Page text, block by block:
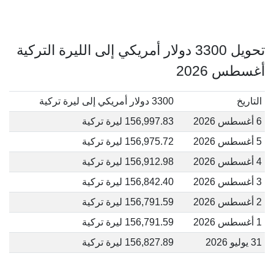
تحويل 3300 دولار أمريكي إلى الليرة التركية
أغسطس 2026
التاريخ
3300 دولار أمريكي إلى ليرة تركية
6 أغسطس 2026
156,997.83 ليرة تركية
5 أغسطس 2026
156,975.72 ليرة تركية
4 أغسطس 2026
156,912.98 ليرة تركية
3 أغسطس 2026
156,842.40 ليرة تركية
2 أغسطس 2026
156,791.59 ليرة تركية
1 أغسطس 2026
156,791.59 ليرة تركية
31 يوليو 2026
156,827.89 ليرة تركية